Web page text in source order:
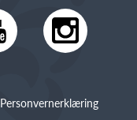
Personvernerklæring